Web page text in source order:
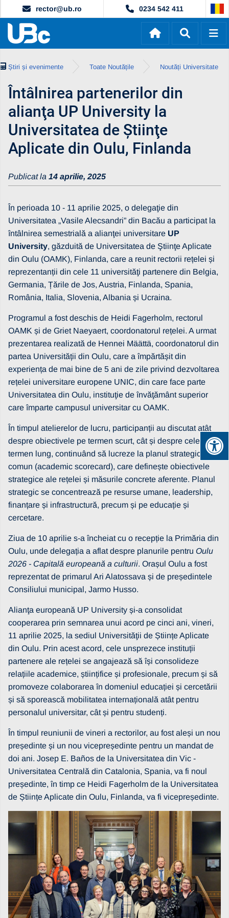
rector@ub.ro 0234 542 411
Știri și evenimente Toate Noutățile Noutăți Universitate
Întâlnirea partenerilor din
alianţa UP University la
Universitatea de Ştiinţe
Aplicate din Oulu, Finlanda
Publicat la 14 aprilie, 2025
În perioada 10 - 11 aprilie 2025, o delegaţie din
Universitatea „Vasile Alecsandri” din Bacău a participat la
întâlnirea semestrială a alianţei universitare UP
University, găzduită de Universitatea de Ştiinţe Aplicate
din Oulu (OAMK), Finlanda, care a reunit rectorii rețelei și
reprezentanții din cele 11 universităţi partenere din Belgia,
Germania, Țările de Jos, Austria, Finlanda, Spania,
România, Italia, Slovenia, Albania și Ucraina.
Programul a fost deschis de Heidi Fagerholm, rectorul
OAMK și de Griet Naeyaert, coordonatorul rețelei. A urmat
prezentarea realizată de Hennei Määttä, coordonatorul din
partea Universității din Oulu, care a împărtășit din
experiența de mai bine de 5 ani de zile privind dezvoltarea
rețelei universitare europene UNIC, din care face parte
Universitatea din Oulu, instituţie de învăţământ superior
care împarte campusul universitar cu OAMK.
În timpul atelierelor de lucru, participanții au discutat atât
despre obiectivele pe termen scurt, cât și despre cele pe
termen lung, continuând să lucreze la planul strategic
comun (academic scorecard), care definește obiectivele
strategice ale rețelei și măsurile concrete aferente. Planul
strategic se concentrează pe resurse umane, leadership,
finanțare și infrastructură, precum și pe educație și
cercetare.
Ziua de 10 aprilie s-a încheiat cu o recepție la Primăria din
Oulu, unde delegația a aflat despre planurile pentru Oulu
2026 - Capitală europeană a culturii. Orașul Oulu a fost
reprezentat de primarul Ari Alatossava și de președintele
Consiliului municipal, Jarmo Husso.
Alianţa europeană UP University și-a consolidat
cooperarea prin semnarea unui acord pe cinci ani, vineri,
11 aprilie 2025, la sediul Universităţii de Științe Aplicate
din Oulu. Prin acest acord, cele unsprezece instituții
partenere ale rețelei se angajează să își consolideze
relațiile academice, științifice și profesionale, precum și să
promoveze colaborarea în domeniul educației și cercetării
și să sporească mobilitatea internațională atât pentru
personalul universitar, cât și pentru studenți.
În timpul reuniunii de vineri a rectorilor, au fost aleși un nou
președinte și un nou vicepreședinte pentru un mandat de
doi ani. Josep E. Baños de la Universitatea din Vic -
Universitatea Centrală din Catalonia, Spania, va fi noul
președinte, în timp ce Heidi Fagerholm de la Universitatea
de Științe Aplicate din Oulu, Finlanda, va fi vicepreședinte.